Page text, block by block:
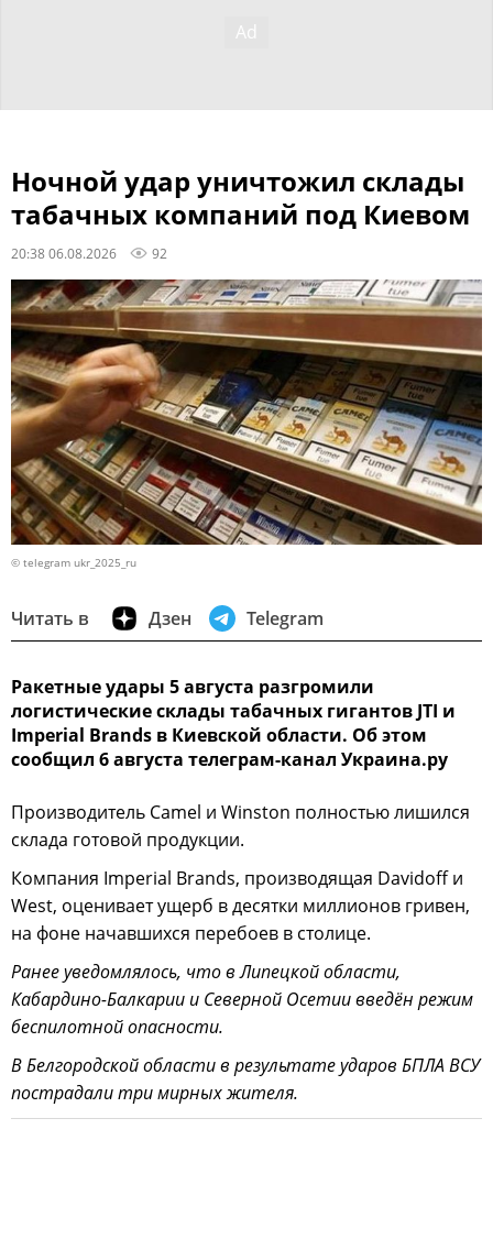
Ночной удар уничтожил склады
табачных компаний под Киевом
20:38 06.08.2026 92
© telegram ukr_2025_ru
Читать в Дзен Telegram
Ракетные удары 5 августа разгромили
логистические склады табачных гигантов JTI и
Imperial Brands в Киевской области. Об этом
сообщил 6 августа телеграм-канал Украина.ру
Производитель Camel и Winston полностью лишился
склада готовой продукции.
Компания Imperial Brands, производящая Davidoff и
West, оценивает ущерб в десятки миллионов гривен,
на фоне начавшихся перебоев в столице.
Ранее уведомлялось, что в Липецкой области,
Кабардино-Балкарии и Северной Осетии введён режим
беспилотной опасности.
В Белгородской области в результате ударов БПЛА ВСУ
пострадали три мирных жителя.